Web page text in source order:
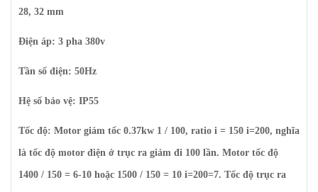
28, 32 mm
Điện áp: 3 pha 380v
Tần số điện: 50Hz
Hệ số bảo vệ: IP55
Tốc độ: Motor giảm tốc 0.37kw 1 / 100, ratio i = 150 i=200, nghĩa
là tốc độ motor điện ở trục ra giảm đi 100 lần. Motor tốc độ
1400 / 150 = 6-10 hoặc 1500 / 150 = 10 i=200=7. Tốc độ trục ra